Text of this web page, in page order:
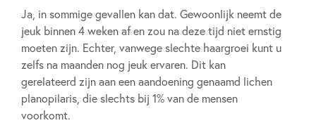
Ja, in sommige gevallen kan dat. Gewoonlijk neemt de
jeuk binnen 4 weken af en zou na deze tijd niet ernstig
moeten zijn. Echter, vanwege slechte haargroei kunt u
zelfs na maanden nog jeuk ervaren. Dit kan
gerelateerd zijn aan een aandoening genaamd lichen
planopilaris, die slechts bij 1% van de mensen
voorkomt.